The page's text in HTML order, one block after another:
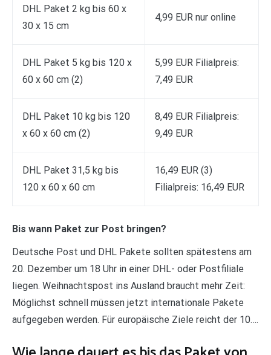
DHL Paket 2 kg bis 60 x
30 x 15 cm
4,99 EUR nur online
DHL Paket 5 kg bis 120 x
60 x 60 cm (2)
5,99 EUR Filialpreis:
7,49 EUR
DHL Paket 10 kg bis 120
x 60 x 60 cm (2)
8,49 EUR Filialpreis:
9,49 EUR
DHL Paket 31,5 kg bis
120 x 60 x 60 cm
16,49 EUR (3)
Filialpreis: 16,49 EUR
Bis wann Paket zur Post bringen?
Deutsche Post und DHL Pakete sollten spätestens am
20. Dezember um 18 Uhr in einer DHL- oder Postfiliale
liegen. Weihnachtspost ins Ausland braucht mehr Zeit:
Möglichst schnell müssen jetzt internationale Pakete
aufgegeben werden. Für europäische Ziele reicht der 10….